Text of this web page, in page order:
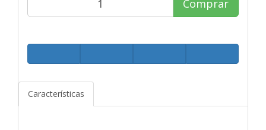
Comprar
Características